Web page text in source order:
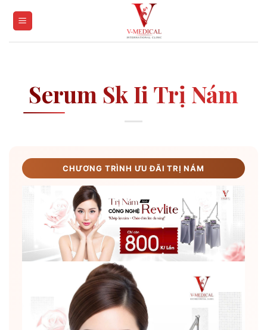
Serum Sk Ii Trị Nám
CHƯƠNG TRÌNH ƯU ĐÃI TRỊ NÁM